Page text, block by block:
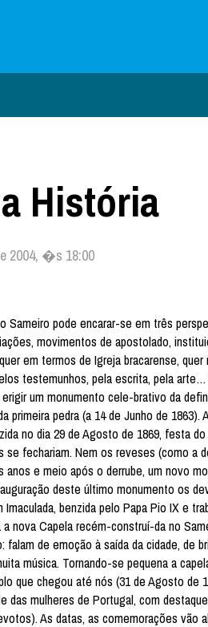
História
2004, �s 18:00
pode encarar-se em três
movimentos de apostolado,
em termos de Igreja bracarense,
testemunhos, pela escrita, pela
erigir um monumento cele-brativo da
pedra (a 14 de Junho de
no dia 29 de Agosto de 1869, festa
se fechariam. Nem os reveses (como
e meio após o derrube, um novo
deste último monumento os
benzida pelo Papa Pio IX e
nova Capela recém-construí-da no
de emoção à saída da cidade, de
música. Tornando-se pequena a
que chegou até nós (31 de Agosto
das mulheres de Portugal, com
As datas, as comemorações